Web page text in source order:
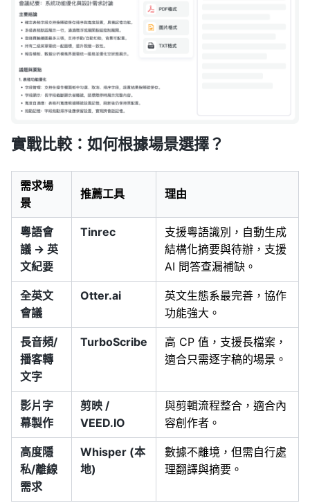
實戰比較：如何根據場景選擇？
需求場
景
推薦工具 理由
粵語會
議 → 英
文紀要
Tinrec
支援粵語識別，自動生成
結構化摘要與待辦，支援
AI 問答查漏補缺。
全英文
會議
Otter.ai
英文生態系最完善，協作
功能強大。
長音頻/
播客轉
文字
TurboScribe
高 CP 值，支援長檔案，
適合只需逐字稿的場景。
影片字
幕製作
剪映 /
VEED.IO
與剪輯流程整合，適合內
容創作者。
高度隱
私/離線
需求
Whisper (本
地)
數據不離境，但需自行處
理翻譯與摘要。